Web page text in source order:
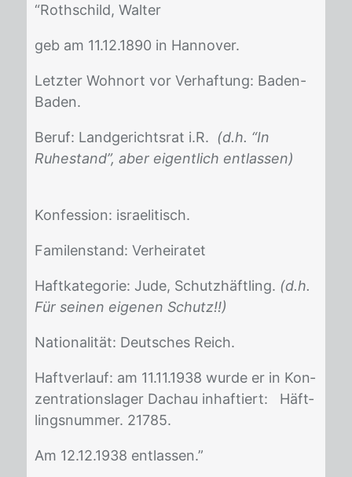
“Roth­schild, Wal­ter
geb am 11.12.1890 in Han­no­ver.
Letz­ter Wohn­ort vor Ver­haf­tung: Ba­den-
Ba­den.
Be­ruf: Land­ge­richts­rat i.R. (d.h. “In
Ruhestand”, aber eigentlich entlassen)
Kon­fes­si­on: is­rae­li­tisch.
Fa­mi­len­stand: Ver­hei­ra­tet
Haft­ka­te­go­rie: Jude, Schutz­häft­ling. (d.h.
Für seinen eigenen Schutz!!)
Na­tio­na­li­tät: Deut­sches Reich.
Haft­ver­lauf: am 11.11.1938 wur­de er in Kon­
zen­tra­ti­ons­la­ger Dach­au in­haf­tiert: Häft­
lings­num­mer. 21785.
Am 12.12.1938 ent­las­sen.”